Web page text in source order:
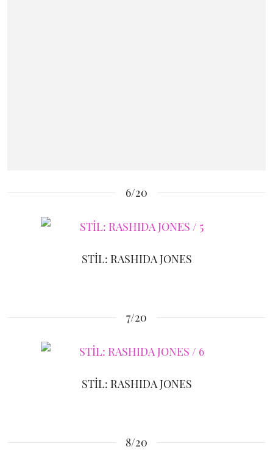
6/20
STİL: RASHIDA JONES
7/20
STİL: RASHIDA JONES
8/20